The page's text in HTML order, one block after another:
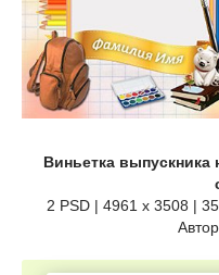
Виньетка
2 PSD | 4961 x 3508 |